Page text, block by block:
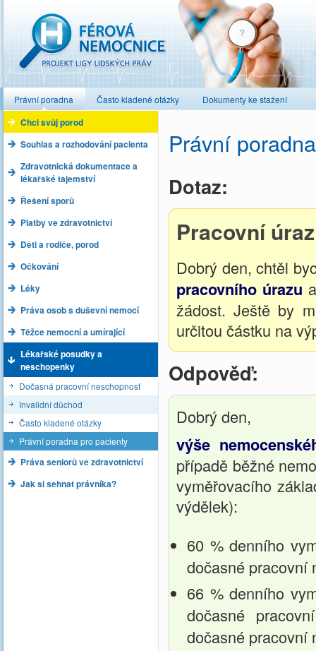
Právní poradna Často kladené otázky Dokumenty ke stažení
Chci svůj porod
Souhlas a rozhodování pacienta
Zdravotnická dokumentace a
lékařské tajemství
Řešení sporů
Platby ve zdravotnictví
Děti a rodiče, porod
Očkování
Léky
Práva osob s duševní nemocí
Těžce nemocní a umírající
Lékařské posudky a
neschopenky
Dočasná pracovní neschopnost
Invalidní důchod
Často kladené otázky
Právní poradna pro pacienty
Práva seniorů ve zdravotnictví
Jak si sehnat právníka?
Právní
Dotaz:
Pracovní
Dobrý den, chtěl
pracovního úrazu
žádost. Ještě by
určitou částku na
Odpověď:
Dobrý den,
výše
případě běžné
vyměřovacího
výdělek):
60 % denního
dočasné pracovní
66 % denního
dočasné
dočasné pracovní